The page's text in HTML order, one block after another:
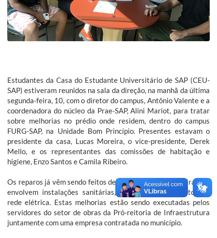
Estudantes da Casa do Estudante Universitário de SAP (CEU-
SAP) estiveram reunidos na sala da direção, na manhã da última
segunda-feira, 10, com o diretor do campus, Antônio Valente e a
coordenadora do núcleo da Prae-SAP, Alini Mariot, para tratar
sobre melhorias no prédio onde residem, dentro do campus
FURG-SAP, na Unidade Bom Princípio. Presentes estavam o
presidente da casa, Lucas Moreira, o vice-presidente, Derek
Mello, e os representantes das comissões de habitação e
higiene, Enzo Santos e Camila Ribeiro.
Os reparos já vêm sendo feitos desde a última quarta-feira, 5, e
envolvem instalações sanitárias, hidráulicas e consertos na
rede elétrica. Estas melhorias estão sendo executadas pelos
servidores do setor de obras da Pró-reitoria de Infraestrutura
juntamente com uma empresa contratada no município.